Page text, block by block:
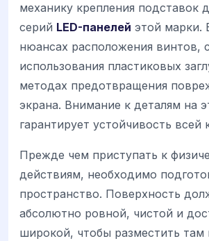
механику крепления подставок
серий LED-панелей этой марки.
нюансах расположения винтов,
использования пластиковых
методах предотвращения
экрана. Внимание к деталям на
гарантирует устойчивость всей
Прежде чем приступать к
действиям, необходимо
пространство. Поверхность
абсолютно ровной, чистой и
широкой, чтобы разместить там